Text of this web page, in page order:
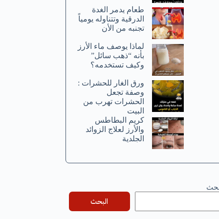
طعام يدمر الغدة
الدرقية وتتناوله يومياً
تجنبه من الأن
لماذا يوصف ماء الأرز
بأنه “ذهب سائل”
وكيف تستخدمه؟
ورق الغار للحشرات :
وصفة تجعل
الحشرات تهرب من
البيت
كريم البطاطس
والأرز لعلاج الزوائد
الجلدية
البحث